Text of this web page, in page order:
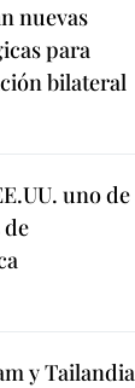
nuevas
para
bilateral
uno de
y Tailandia